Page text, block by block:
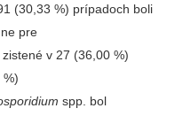
(30,33 %) prípadoch boli
pre
v 27 (36,00 %)
%)
spp. bol